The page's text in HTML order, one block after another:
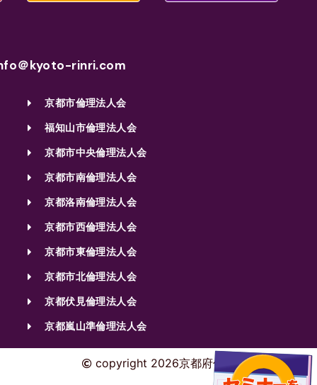
＠kyoto-rinri.com
京都市倫理法人会
福知山市倫理法人会
京都市中央倫理法人会
京都市南倫理法人会
京都洛南倫理法人会
京都市西倫理法人会
京都市東倫理法人会
京都市北倫理法人会
京都伏見倫理法人会
京都嵐山準倫理法人会
copyright 2026京都府倫理法人会